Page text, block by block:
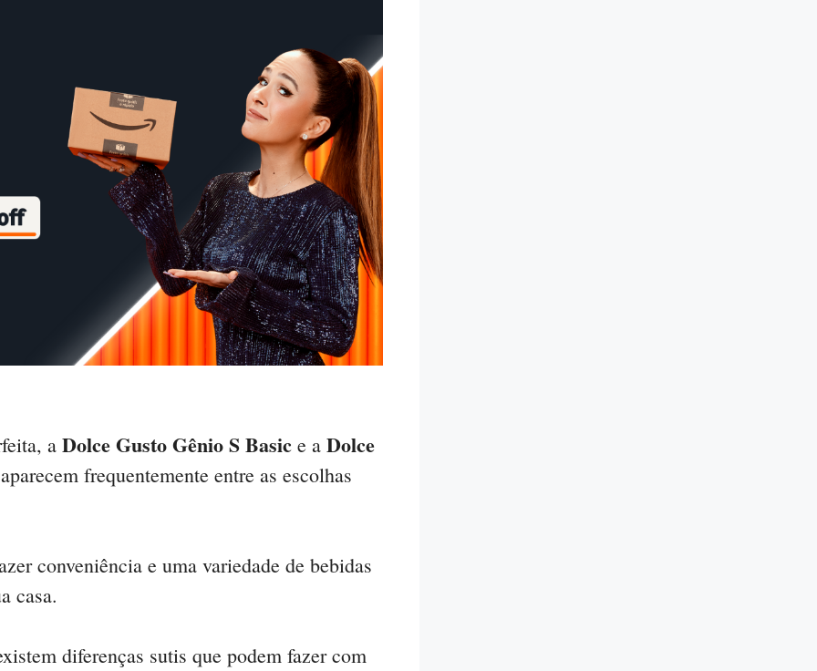
a Dolce Gusto Gênio S Basic e a Dolce
frequentemente entre as escolhas
conveniência e uma variedade de bebidas
casa.
diferenças sutis que podem fazer com